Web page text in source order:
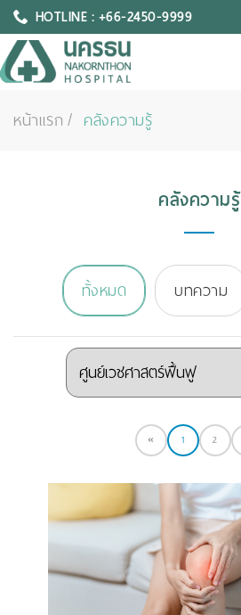
HOTLINE : +66-2450-9999
หน้าแรก คลังความรู้
คลังความรู้
ทั้งหมด บทความ
« 1 2